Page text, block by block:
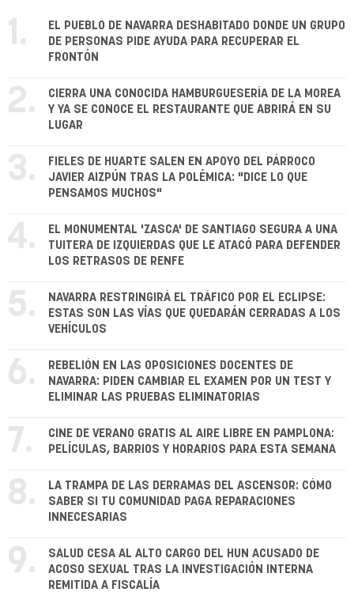
1.
EL PUEBLO DE NAVARRA DESHABITADO DONDE UN GRUPO
DE PERSONAS PIDE AYUDA PARA RECUPERAR EL
FRONTÓN
2.
CIERRA UNA CONOCIDA HAMBURGUESERÍA DE LA MOREA
Y YA SE CONOCE EL RESTAURANTE QUE ABRIRÁ EN SU
LUGAR
3.
FIELES DE HUARTE SALEN EN APOYO DEL PÁRROCO
JAVIER AIZPÚN TRAS LA POLÉMICA: "DICE LO QUE
PENSAMOS MUCHOS"
4.
EL MONUMENTAL 'ZASCA' DE SANTIAGO SEGURA A UNA
TUITERA DE IZQUIERDAS QUE LE ATACÓ PARA DEFENDER
LOS RETRASOS DE RENFE
5.
NAVARRA RESTRINGIRÁ EL TRÁFICO POR EL ECLIPSE:
ESTAS SON LAS VÍAS QUE QUEDARÁN CERRADAS A LOS
VEHÍCULOS
6.
REBELIÓN EN LAS OPOSICIONES DOCENTES DE
NAVARRA: PIDEN CAMBIAR EL EXAMEN POR UN TEST Y
ELIMINAR LAS PRUEBAS ELIMINATORIAS
7.
CINE DE VERANO GRATIS AL AIRE LIBRE EN PAMPLONA:
PELÍCULAS, BARRIOS Y HORARIOS PARA ESTA SEMANA
8.
LA TRAMPA DE LAS DERRAMAS DEL ASCENSOR: CÓMO
SABER SI TU COMUNIDAD PAGA REPARACIONES
INNECESARIAS
9.
SALUD CESA AL ALTO CARGO DEL HUN ACUSADO DE
ACOSO SEXUAL TRAS LA INVESTIGACIÓN INTERNA
REMITIDA A FISCALÍA